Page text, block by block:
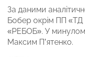
За даними
Бобер окрім ПП
«РЕБОБ». У
Максим Пʼятенко.